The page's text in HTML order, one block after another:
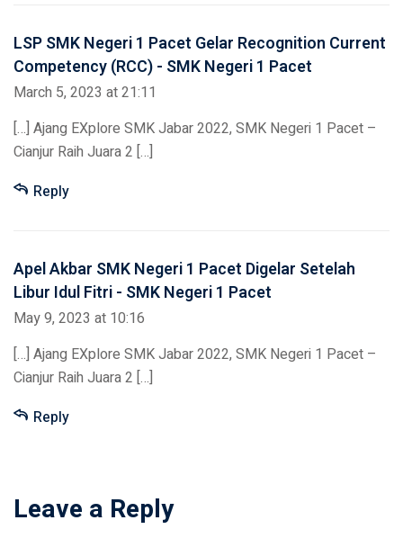
LSP SMK Negeri 1 Pacet Gelar Recognition Current
Competency (RCC) - SMK Negeri 1 Pacet
March 5, 2023 at 21:11
[…] Ajang EXplore SMK Jabar 2022, SMK Negeri 1 Pacet –
Cianjur Raih Juara 2 […]
Reply
Apel Akbar SMK Negeri 1 Pacet Digelar Setelah
Libur Idul Fitri - SMK Negeri 1 Pacet
May 9, 2023 at 10:16
[…] Ajang EXplore SMK Jabar 2022, SMK Negeri 1 Pacet –
Cianjur Raih Juara 2 […]
Reply
Leave a Reply